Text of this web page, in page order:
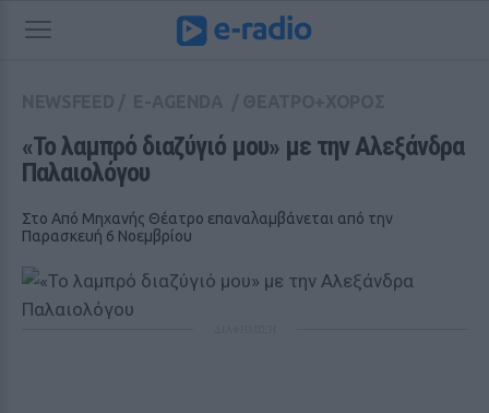
«Το λαμπρό διαζύγιό μου» με την Αλεξάνδρα
Παλαιολόγου
Στο Από Μηχανής Θέατρο επαναλαμβάνεται από την
Παρασκευή 6 Νοεμβρίου